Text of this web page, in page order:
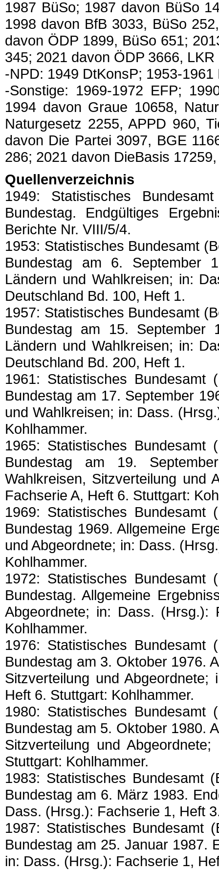
1987 BüSo; 1987 davon BüSo
1998 davon BfB 3033, BüSo
davon ÖDP 1899, BüSo 651;
345; 2021 davon ÖDP 3666, LKR
-NPD: 1949 DtKonsP; 1953-1961
-Sonstige: 1969-1972 EFP;
1994 davon Graue 10658,
Naturgesetz 2255, APPD 960,
davon Die Partei 3097, BGE
286; 2021 davon DieBasis
Quellenverzeichnis
1949: Statistisches
Bundestag. Endgültiges
Berichte Nr. VIII/5/4.
1953: Statistisches Bundesamt
Bundestag am 6. September
Ländern und Wahlkreisen; in:
Deutschland Bd. 100, Heft 1.
1957: Statistisches Bundesamt
Bundestag am 15. September
Ländern und Wahlkreisen; in:
Deutschland Bd. 200, Heft 1.
1961: Statistisches
Bundestag am 17. September
und Wahlkreisen; in: Dass.
Kohlhammer.
1965: Statistisches
Bundestag am 19.
Wahlkreisen, Sitzverteilung und
Fachserie A, Heft 6. Stuttgart:
1969: Statistisches
Bundestag 1969. Allgemeine
und Abgeordnete; in: Dass.
Kohlhammer.
1972: Statistisches
Bundestag. Allgemeine
Abgeordnete; in: Dass.
Kohlhammer.
1976: Statistisches
Bundestag am 3. Oktober 1976.
Sitzverteilung und
Heft 6. Stuttgart: Kohlhammer.
1980: Statistisches
Bundestag am 5. Oktober 1980.
Sitzverteilung und
Stuttgart: Kohlhammer.
1983: Statistisches Bundesamt
Bundestag am 6. März 1983.
Dass. (Hrsg.): Fachserie 1, Heft
1987: Statistisches Bundesamt
Bundestag am 25. Januar 1987.
in: Dass. (Hrsg.): Fachserie 1,